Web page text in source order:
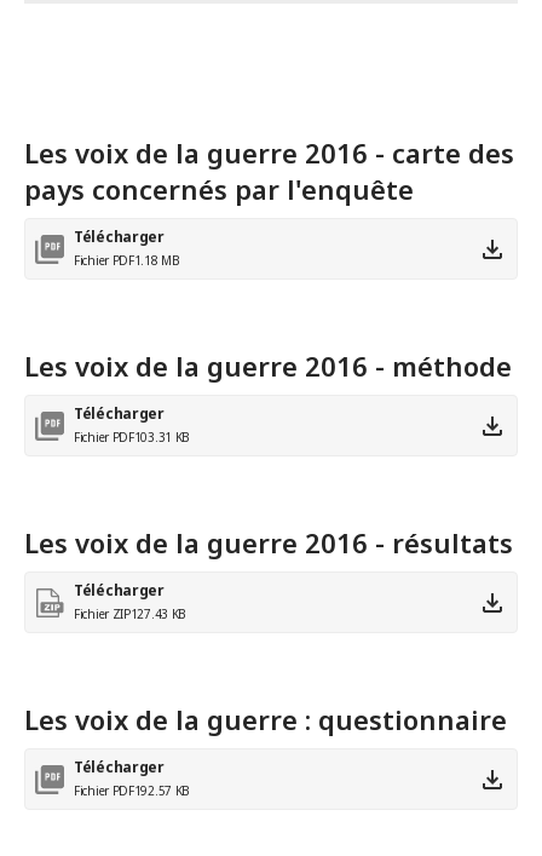
Les voix de la guerre 2016 - carte des
pays concernés par l'enquête
Télécharger
Fichier PDF1.18 MB
Les voix de la guerre 2016 - méthode
Télécharger
Fichier PDF103.31 KB
Les voix de la guerre 2016 - résultats
Télécharger
Fichier ZIP127.43 KB
Les voix de la guerre : questionnaire
Télécharger
Fichier PDF192.57 KB